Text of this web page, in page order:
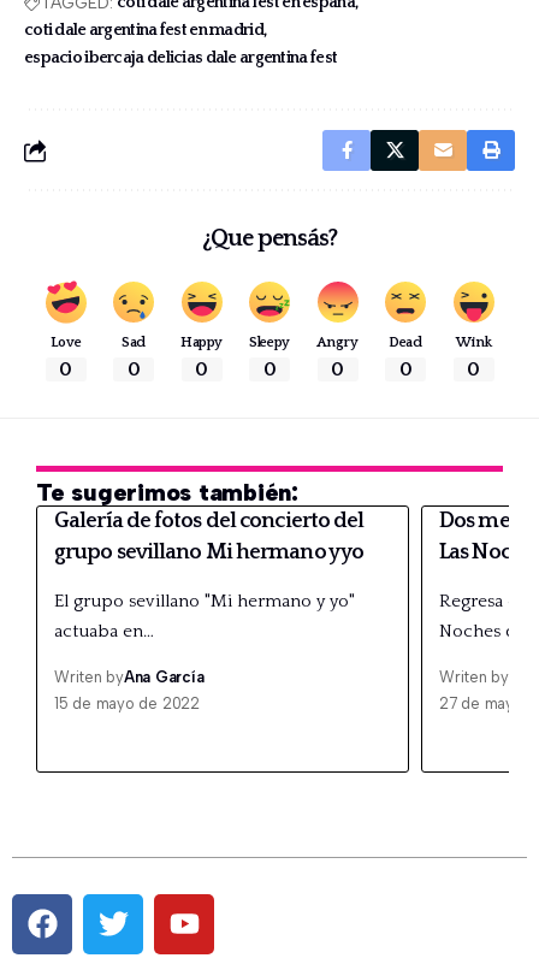
coti dale argentina fest en madrid
espacio ibercaja delicias dale argentina fest
¿Que pensás?
Love
0
Sad
0
Happy
0
Sleepy
0
Angry
0
Dead
0
Wink
0
Te sugerimos también:
Galería de fotos del concierto del
grupo sevillano Mi hermano y yo
El grupo sevillano "Mi hermano y yo"
actuaba en…
Writen byAna García
15 de mayo de 2022
Dos
Las
Regresa
Noches
Writen by
27 de mayo